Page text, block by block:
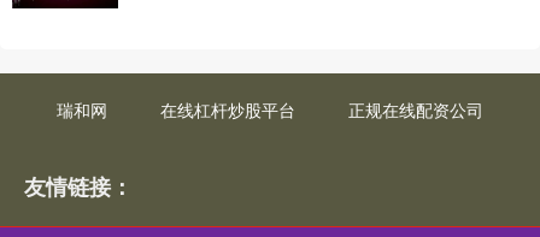
瑞和网 在线杠杆炒股平台 正规在线配资公司
友情链接：